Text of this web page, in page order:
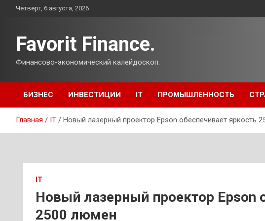
ПерейтиЧетверг, 6 августа, 2026
Favorit Finance.
Финансово-экономический калейдоскоп.
БИЗНЕС ИНВЕСТИЦИИ IT ПРОМЫШЛЕННОСТЬ
Главная IT Новый лазерный проектор Epson обеспечивает яркость
IT
Новый лазерный проектор Epson
2500 люмен